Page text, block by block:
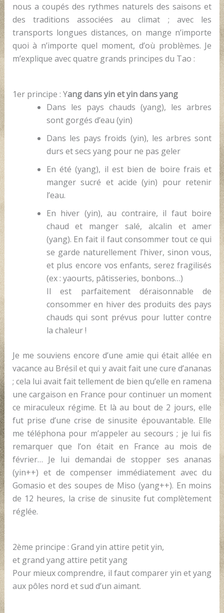
nous a coupés des rythmes naturels des saisons et
des traditions associées au climat ; avec les
transports longues distances, on mange n’importe
quoi à n’importe quel moment, d’où problèmes. Je
m’explique avec quatre grands principes du Tao :
1er principe : Yang dans yin et yin dans yang
Dans les pays chauds (yang), les arbres
sont gorgés d’eau (yin)
Dans les pays froids (yin), les arbres sont
durs et secs yang pour ne pas geler
En été (yang), il est bien de boire frais et
manger sucré et acide (yin) pour retenir
l’eau.
En hiver (yin), au contraire, il faut boire
chaud et manger salé, alcalin et amer
(yang). En fait il faut consommer tout ce qui
se garde naturellement l’hiver, sinon vous,
et plus encore vos enfants, serez fragilisés
(ex : yaourts, pâtisseries, bonbons…)
Il est parfaitement déraisonnable de
consommer en hiver des produits des pays
chauds qui sont prévus pour lutter contre
la chaleur !
Je me souviens encore d’une amie qui était allée en
vacance au Brésil et qui y avait fait une cure d’ananas
; cela lui avait fait tellement de bien qu’elle en ramena
une cargaison en France pour continuer un moment
ce miraculeux régime. Et là au bout de 2 jours, elle
fut prise d’une crise de sinusite épouvantable. Elle
me téléphona pour m’appeler au secours ; je lui fis
remarquer que l’on était en France au mois de
février… Je lui demandai de stopper ses ananas
(yin++) et de compenser immédiatement avec du
Gomasio et des soupes de Miso (yang++). En moins
de 12 heures, la crise de sinusite fut complètement
réglée.
2ème principe : Grand yin attire petit yin,
et grand yang attire petit yang
Pour mieux comprendre, il faut comparer yin et yang
aux pôles nord et sud d’un aimant.